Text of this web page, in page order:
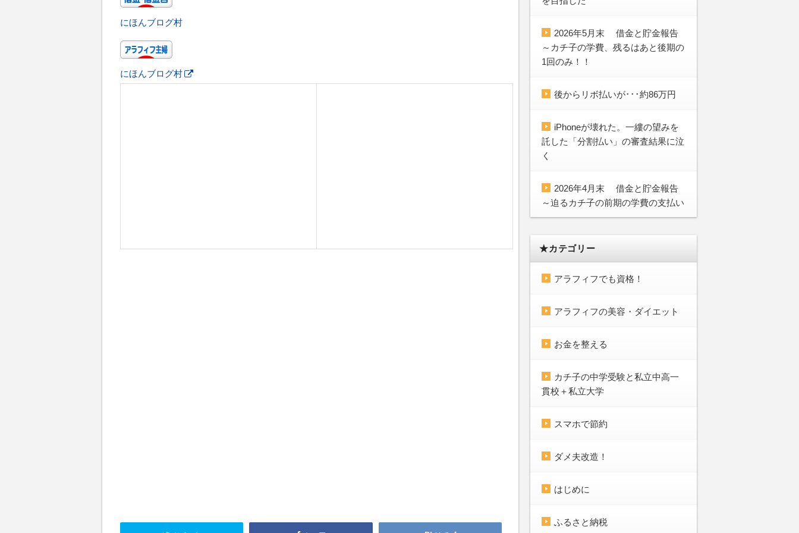
にほんブログ村
にほんブログ村
2026年5月末 借金と貯金報告
～カチ子の学費、残るはあと後期の
1回のみ！！
後からリボ払いが･･･約86万円
iPhoneが壊れた。一縷の望みを
託した「分割払い」の審査結果に泣
く
2026年4月末 借金と貯金報告
～迫るカチ子の前期の学費の支払い
★カテゴリー
アラフィフでも資格！
アラフィフの美容・ダイエット
お金を整える
カチ子の中学受験と私立中高一
貫校＋私立大学
スマホで節約
ダメ夫改造！
はじめに
ふるさと納税